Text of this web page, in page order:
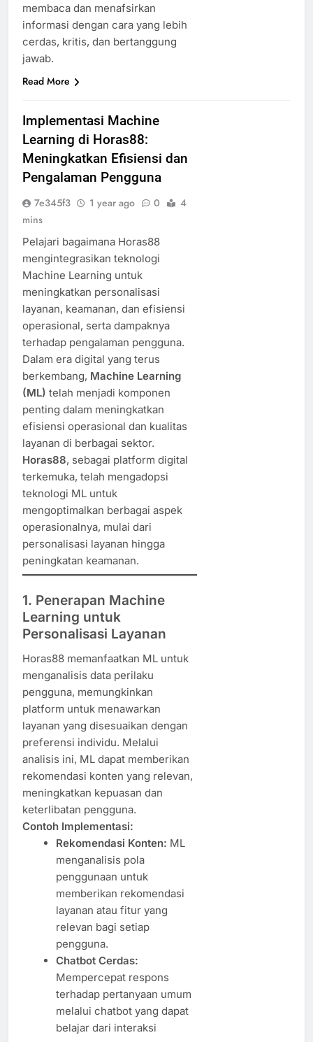
membaca dan menafsirkan
informasi dengan cara yang lebih
cerdas, kritis, dan bertanggung
jawab.
Read More
Implementasi Machine
Learning di Horas88:
Meningkatkan Efisiensi dan
Pengalaman Pengguna
7e345f3 1 year ago 0
4
mins
Pelajari bagaimana Horas88
mengintegrasikan teknologi
Machine Learning untuk
meningkatkan personalisasi
layanan, keamanan, dan efisiensi
operasional, serta dampaknya
terhadap pengalaman pengguna.
Dalam era digital yang terus
berkembang, Machine Learning
(ML) telah menjadi komponen
penting dalam meningkatkan
efisiensi operasional dan kualitas
layanan di berbagai sektor.
Horas88, sebagai platform digital
terkemuka, telah mengadopsi
teknologi ML untuk
mengoptimalkan berbagai aspek
operasionalnya, mulai dari
personalisasi layanan hingga
peningkatan keamanan.
1. Penerapan Machine
Learning untuk
Personalisasi Layanan
Horas88 memanfaatkan ML untuk
menganalisis data perilaku
pengguna, memungkinkan
platform untuk menawarkan
layanan yang disesuaikan dengan
preferensi individu. Melalui
analisis ini, ML dapat memberikan
rekomendasi konten yang relevan,
meningkatkan kepuasan dan
keterlibatan pengguna.
Contoh Implementasi:
Rekomendasi Konten: ML
menganalisis pola
penggunaan untuk
memberikan rekomendasi
layanan atau fitur yang
relevan bagi setiap
pengguna.
Chatbot Cerdas:
Mempercepat respons
terhadap pertanyaan umum
melalui chatbot yang dapat
belajar dari interaksi